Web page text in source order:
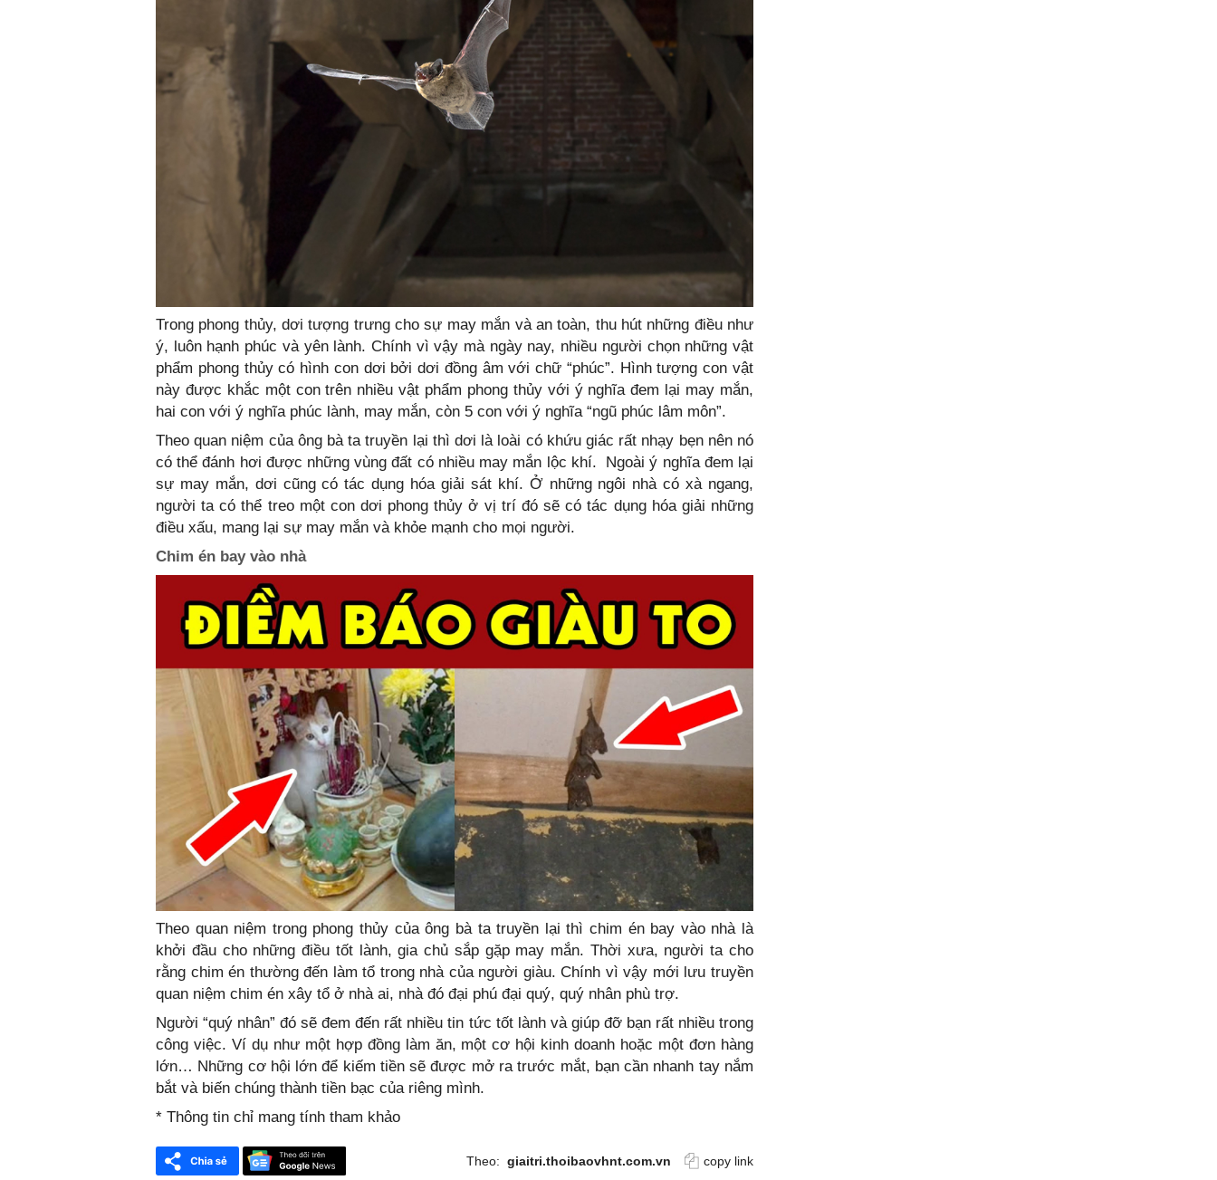
Trong phong thủy, dơi tượng trưng cho sự may mắn và an toàn, thu hút những điều như
ý, luôn hạnh phúc và yên lành. Chính vì vậy mà ngày nay, nhiều người chọn những vật
phẩm phong thủy có hình con dơi bởi dơi đồng âm với chữ “phúc”. Hình tượng con vật
này được khắc một con trên nhiều vật phẩm phong thủy với ý nghĩa đem lại may mắn,
hai con với ý nghĩa phúc lành, may mắn, còn 5 con với ý nghĩa “ngũ phúc lâm môn”.
Theo quan niệm của ông bà ta truyền lại thì dơi là loài có khứu giác rất nhạy bẹn nên nó
có thể đánh hơi được những vùng đất có nhiều may mắn lộc khí. Ngoài ý nghĩa đem lại
sự may mắn, dơi cũng có tác dụng hóa giải sát khí. Ở những ngôi nhà có xà ngang,
người ta có thể treo một con dơi phong thủy ở vị trí đó sẽ có tác dụng hóa giải những
điều xấu, mang lại sự may mắn và khỏe mạnh cho mọi người.
Chim én bay vào nhà
Theo quan niệm trong phong thủy của ông bà ta truyền lại thì chim én bay vào nhà là
khởi đầu cho những điều tốt lành, gia chủ sắp gặp may mắn. Thời xưa, người ta cho
rằng chim én thường đến làm tổ trong nhà của người giàu. Chính vì vậy mới lưu truyền
quan niệm chim én xây tổ ở nhà ai, nhà đó đại phú đại quý, quý nhân phù trợ.
Người “quý nhân” đó sẽ đem đến rất nhiều tin tức tốt lành và giúp đỡ bạn rất nhiều trong
công việc. Ví dụ như một hợp đồng làm ăn, một cơ hội kinh doanh hoặc một đơn hàng
lớn… Những cơ hội lớn để kiếm tiền sẽ được mở ra trước mắt, bạn cần nhanh tay nắm
bắt và biến chúng thành tiền bạc của riêng mình.
* Thông tin chỉ mang tính tham khảo
Theo: giaitri.thoibaovhnt.com.vn copy link